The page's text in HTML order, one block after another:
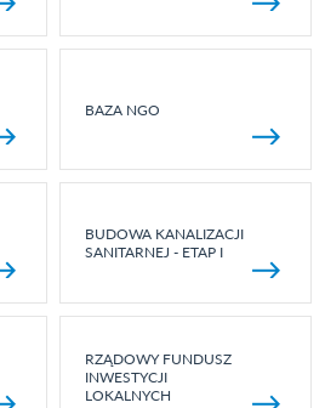
BAZA NGO
BUDOWA KANALIZACJI
SANITARNEJ - ETAP I
RZĄDOWY FUNDUSZ
INWESTYCJI
LOKALNYCH